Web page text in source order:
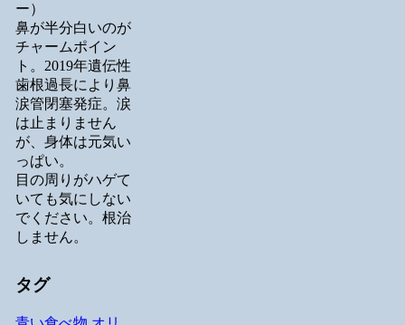
ー）
鼻が半分白いのが
チャームポイン
ト。2019年遺伝性
歯根過長により鼻
涙管閉塞発症。涙
は止まりません
が、身体は元気い
っぱい。
目の周りがハゲて
いても気にしない
でください。根治
しません。
タグ